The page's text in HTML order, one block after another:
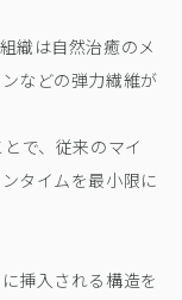
織は自然治癒のメ
などの弾力繊維が
で、従来のマイ
タイムを最小限に
挿入される構造を